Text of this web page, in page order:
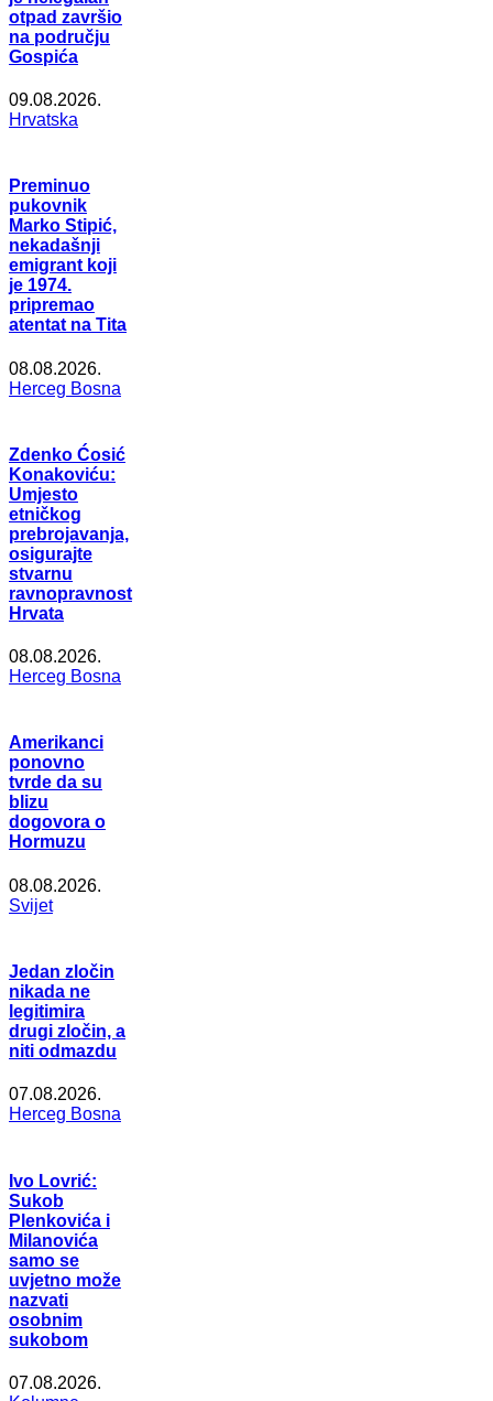
otpad završio
na području
Gospića
09.08.2026.
Hrvatska
Preminuo
pukovnik
Marko Stipić,
nekadašnji
emigrant koji
je 1974.
pripremao
atentat na Tita
08.08.2026.
Herceg Bosna
Zdenko Ćosić
Konakoviću:
Umjesto
etničkog
prebrojavanja,
osigurajte
stvarnu
ravnopravnost
Hrvata
08.08.2026.
Herceg Bosna
Amerikanci
ponovno
tvrde da su
blizu
dogovora o
Hormuzu
08.08.2026.
Svijet
Jedan zločin
nikada ne
legitimira
drugi zločin, a
niti odmazdu
07.08.2026.
Herceg Bosna
Ivo Lovrić:
Sukob
Plenkovića i
Milanovića
samo se
uvjetno može
nazvati
osobnim
sukobom
07.08.2026.